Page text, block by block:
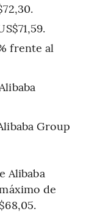
frente al
Group
Alibaba
de